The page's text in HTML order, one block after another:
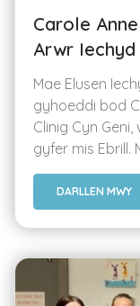
Carole
Arwr
Mae Elusen
gyhoeddi bod
Clinig Cyn
gyfer mis Ebrill.
DARLLEN MWY